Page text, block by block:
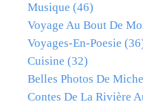
Musique (46)
Voyage Au Bout De
Voyages-En-Poesie
Cuisine (32)
Belles Photos De
Contes De La Rivière